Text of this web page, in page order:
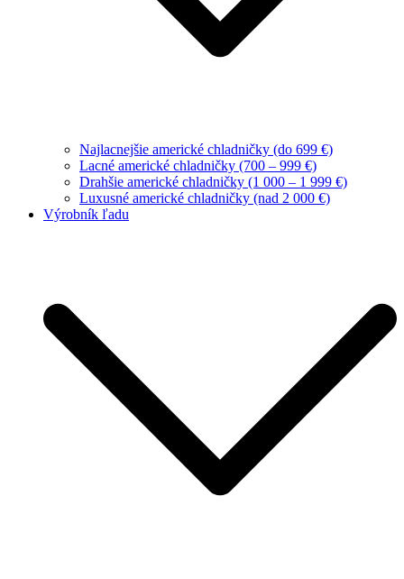
Najlacnejšie americké chladničky (do 699 €)
Lacné americké chladničky (700 – 999 €)
Drahšie americké chladničky (1 000 – 1 999 €)
Luxusné americké chladničky (nad 2 000 €)
Výrobník ľadu